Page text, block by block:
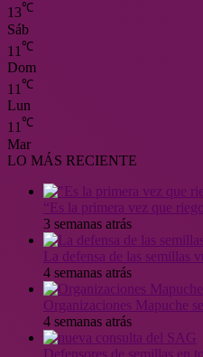
13℃
Sáb
11 ℃
Dom
11 ℃
Lun
11℃
Mar
LO MÁS RECIENTE
“Es la primera vez que
3 semanas atrás
La defensa de las semillas
4 semanas atrás
Organizaciones Mapuche
4 semanas atrás
Defensores de semillas en